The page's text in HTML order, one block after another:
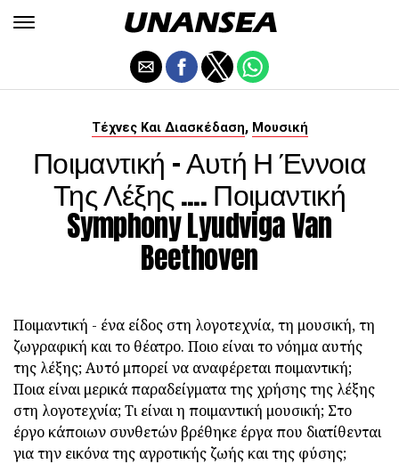
Τέχνες Και Διασκέδαση, Μουσική
Ποιμαντική - Αυτή Η Έννοια
Της Λέξης .... Ποιμαντική
Symphony Lyudviga Van
Beethoven
Ποιμαντική - ένα είδος στη λογοτεχνία, τη μουσική, τη
ζωγραφική και το θέατρο. Ποιο είναι το νόημα αυτής
της λέξης; Αυτό μπορεί να αναφέρεται ποιμαντική;
Ποια είναι μερικά παραδείγματα της χρήσης της λέξης
στη λογοτεχνία; Τι είναι η ποιμαντική μουσική; Στο
έργο κάποιων συνθετών βρέθηκε έργα που διατίθενται
για την εικόνα της αγροτικής ζωής και της φύσης;